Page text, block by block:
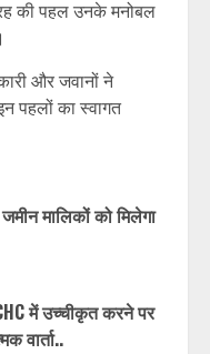
की पहल उनके मनोबल
और जवानों ने
पहलों का स्वागत
मालिकों को मिलेगा
में उच्चीकृत करने पर
वार्ता..